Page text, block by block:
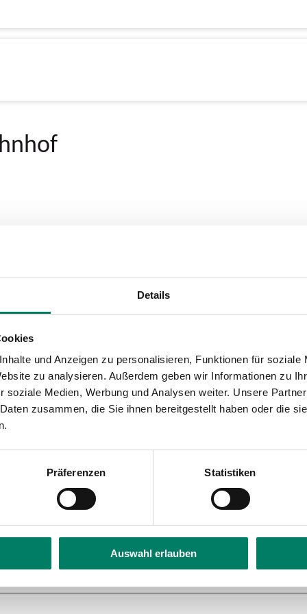
Details
und Anzeigen zu personalisieren, Funktionen für soziale
zu analysieren. Außerdem geben wir Informationen zu
soziale Medien, Werbung und Analysen weiter. Unsere
zusammen, die Sie ihnen bereitgestellt haben oder die
Präferenzen Statistiken
Auswahl erlauben